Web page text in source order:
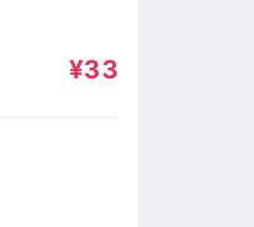
¥33